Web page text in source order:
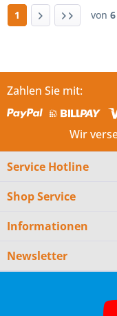
1 von 6
Zahlen Sie mit:
Wir
Service Hotline
Shop Service
Informationen
Newsletter